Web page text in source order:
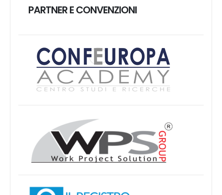
PARTNER E CONVENZIONI